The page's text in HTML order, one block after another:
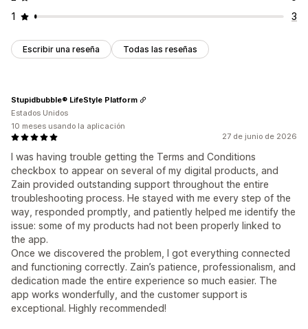
1
3
Escribir una reseña Todas las reseñas
27 de junio de 2026
I was having trouble getting the Terms and Conditions
checkbox to appear on several of my digital products, and
Zain provided outstanding support throughout the entire
troubleshooting process. He stayed with me every step of the
way, responded promptly, and patiently helped me identify the
issue: some of my products had not been properly linked to
the app.
Once we discovered the problem, I got everything connected
and functioning correctly. Zain’s patience, professionalism, and
dedication made the entire experience so much easier. The
app works wonderfully, and the customer support is
exceptional. Highly recommended!
Stupidbubble® LifeStyle Platform
Estados Unidos
10 meses usando la aplicación